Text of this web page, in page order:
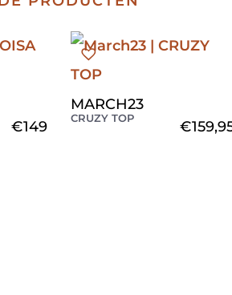
€149
MARCH23
CRUZY TOP €